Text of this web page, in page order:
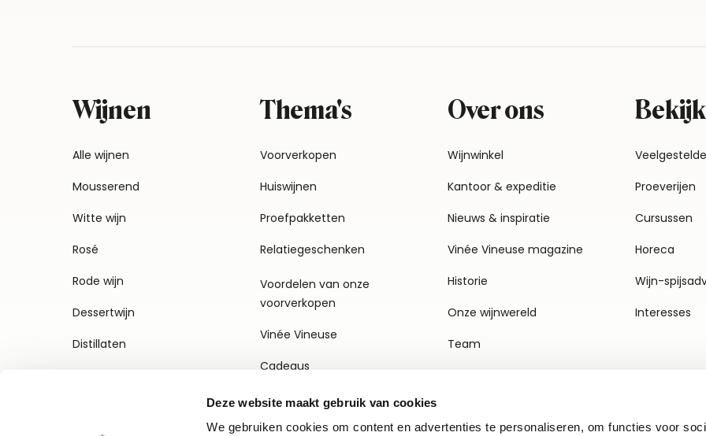
Deze website maakt gebruik van cookies
We gebruiken cookies om content en advertenties te personaliseren, om functies voor
Wijnen
Alle wijnen
Mousserend
Witte wijn
Rosé
Rode wijn
Dessertwijn
Distillaten
Thema's
Voorverkopen
Huiswijnen
Proefpakketten
Relatiegeschenken
Voordelen van onze
voorverkopen
Vinée Vineuse
Cadeaus
Over ons
Wijnwinkel
Kantoor & expeditie
Nieuws & inspiratie
Vinée Vineuse magazine
Historie
Onze wijnwereld
Team
Proeverijen
Cursussen
Horeca
Wijn-
Interesses